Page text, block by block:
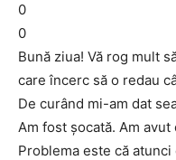
0
0
Bună ziua! Vă rog mult
care încerc să o redau
De curând mi-am dat
Am fost şocată. Am
Problema este că